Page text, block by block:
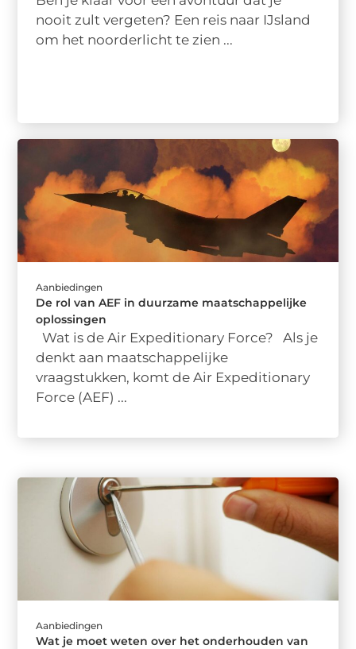
nooit zult vergeten? Een reis naar IJsland
om het noorderlicht te zien ...
Aanbiedingen
De rol van AEF in duurzame maatschappelijke
oplossingen
Wat is de Air Expeditionary Force? Als je
denkt aan maatschappelijke
vraagstukken, komt de Air Expeditionary
Force (AEF) ...
Aanbiedingen
Wat je moet weten over het onderhouden van